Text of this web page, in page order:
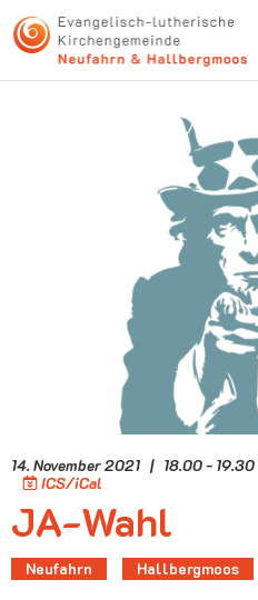
14. November 2021 | 18.00 -
ICS/iCal
JA-Wahl
Neufahrn Hallbergmoos